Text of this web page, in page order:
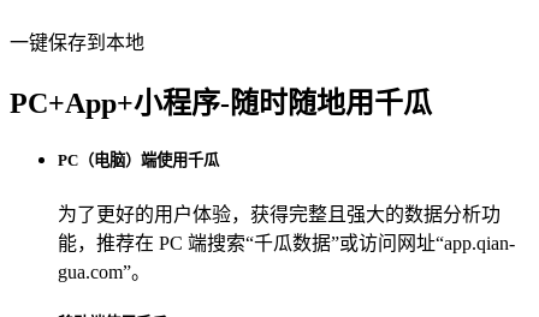
一键保存到本地
PC+App+小程序-随时随地用千瓜
PC（电脑）端使用千瓜
为了更好的用户体验，获得完整且强大的数据分析功
能，推荐在 PC 端搜索“千瓜数据”或访问网址“app.qian-
gua.com”。